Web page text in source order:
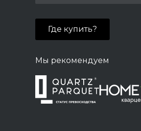
Где купить?
Мы рекомендуем